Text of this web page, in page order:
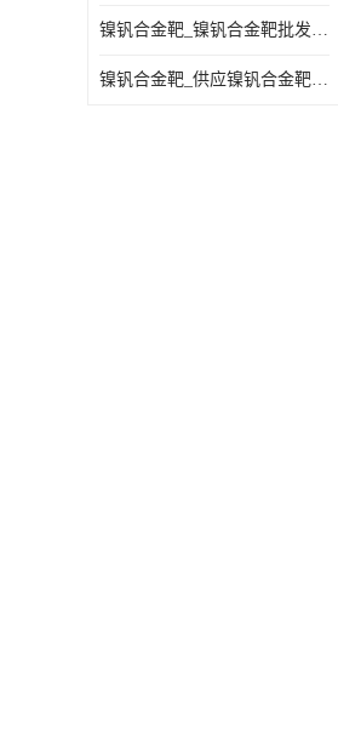
镍钒合金靶_镍钒合金靶批发_镍钒合金靶供应商
镍钒合金靶_供应镍钒合金靶_镍钒合金靶厂家